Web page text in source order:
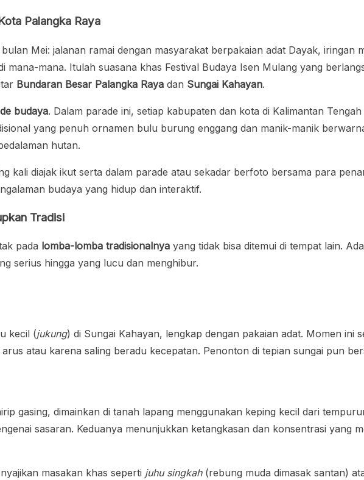
Palangka Raya
Mei: jalanan ramai dengan masyarakat berpakaian adat Dayak, iringan
mana. Itulah suasana khas Festival Budaya Isen Mulang yang
Bundaran Besar Palangka Raya dan Sungai Kahayan.
budaya. Dalam parade ini, setiap kabupaten dan kota di Kalimantan
yang penuh ornamen bulu burung enggang dan manik-manik
hutan.
kali diajak ikut serta dalam parade atau sekadar berfoto bersama para
budaya yang hidup dan interaktif.
Tradisi
pada lomba-lomba tradisionalnya yang tidak bisa ditemui di tempat lain.
serius hingga yang lucu dan menghibur.
kecil (jukung) di Sungai Kahayan, lengkap dengan pakaian adat. Momen ini
atau karena saling beradu kecepatan. Penonton di tepian sungai pun
gasing, dimainkan di tanah lapang menggunakan keping kecil dari
sasaran. Keduanya menunjukkan ketangkasan dan konsentrasi yang
masakan khas seperti juhu singkah(rebung muda dimasak santan)